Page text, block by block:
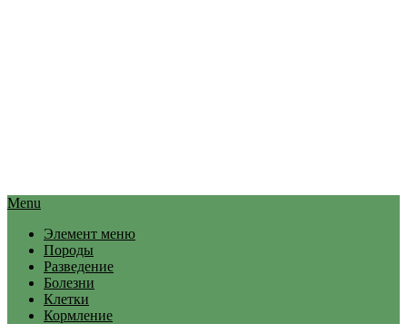
Menu
Элемент меню
Породы
Разведение
Болезни
Клетки
Кормление